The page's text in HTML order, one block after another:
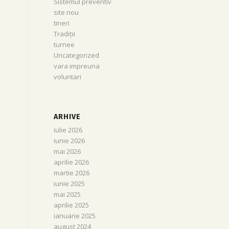
site nou
tineri
Tradiții
turnee
Uncategorized
vara impreuna
voluntari
ARHIVE
iulie 2026
iunie 2026
mai 2026
aprilie 2026
martie 2026
iunie 2025
mai 2025
aprilie 2025
ianuarie 2025
august 2024